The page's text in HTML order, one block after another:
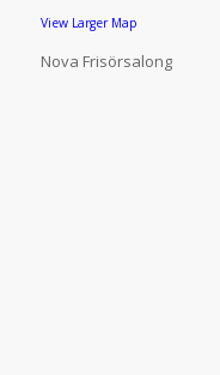
View Larger Map
Nova Frisörsalong